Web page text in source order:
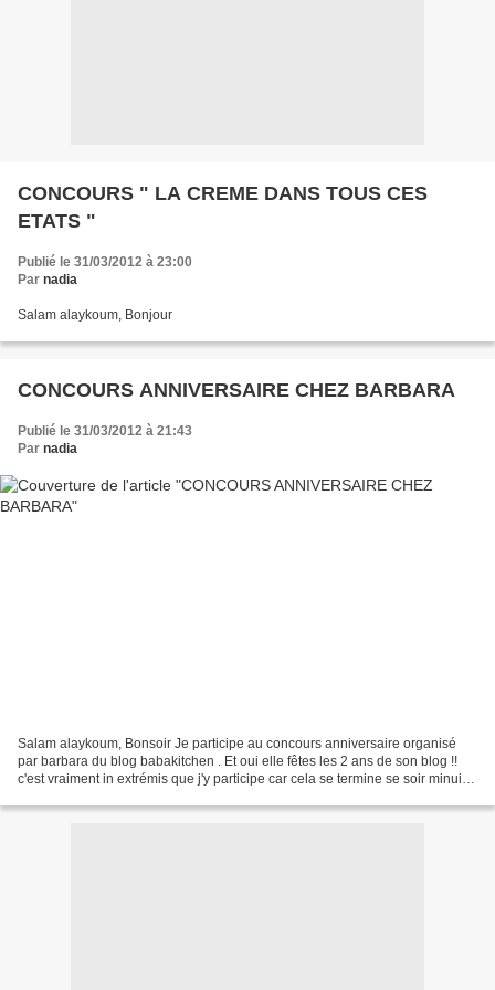
CONCOURS " LA CREME DANS TOUS CES
ETATS "
Publié le 31/03/2012 à 23:00
Par nadia
Salam alaykoum, Bonjour
CONCOURS ANNIVERSAIRE CHEZ BARBARA
Publié le 31/03/2012 à 21:43
Par nadia
Salam alaykoum, Bonsoir Je participe au concours anniversaire organisé
par barbara du blog babakitchen . Et oui elle fêtes les 2 ans de son blog !!
c'est vraiment in extrémis que j'y participe car cela se termine se soir minuit